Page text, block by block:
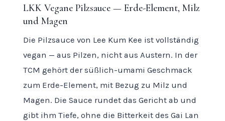
LKK Vegane Pilzsauce — Erde-Element, Milz
und Magen
Die Pilzsauce von Lee Kum Kee ist vollständig
vegan — aus Pilzen, nicht aus Austern. In der
TCM gehört der süßlich-umami Geschmack
zum Erde-Element, mit Bezug zu Milz und
Magen. Die Sauce rundet das Gericht ab und
gibt ihm Tiefe, ohne die Bitterkeit des Gai Lan